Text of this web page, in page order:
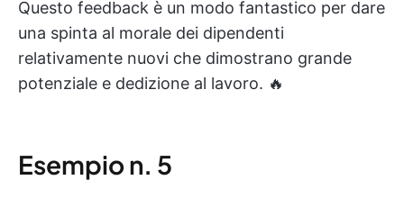
Questo feedback è un modo fantastico per dare
una spinta al morale dei dipendenti
relativamente nuovi che dimostrano grande
potenziale e dedizione al lavoro. 🔥
Esempio n. 5